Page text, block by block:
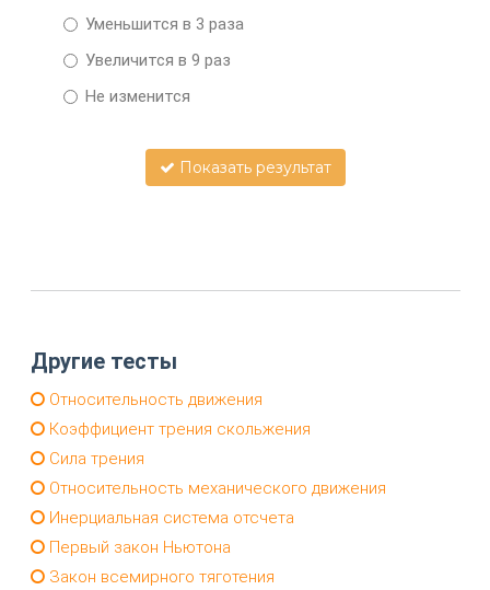
Уменьшится в 3 раза
Увеличится в 9 раз
Не изменится
Показать результат
Другие тесты
Относительность движения
Коэффициент трения скольжения
Сила трения
Относительность механического движения
Инерциальная система отсчета
Первый закон Ньютона
Закон всемирного тяготения